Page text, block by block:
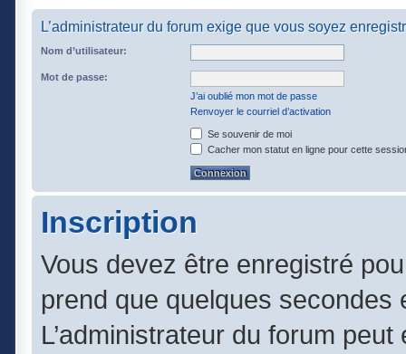
L’administrateur du forum exige que vous soyez
Nom d’utilisateur:
Mot de passe:
J’ai oublié mon mot de passe
Renvoyer le courriel d’activation
Se souvenir de moi
Cacher mon statut en ligne pour cette
Inscription
Vous devez être enregistré
prend que quelques
L’administrateur du forum